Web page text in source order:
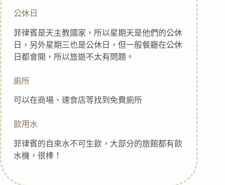
公休日
菲律賓是天主教國家，所以星期天是他們的公休
日，另外星期三也是公休日，但一般餐廳在公休
日都會開，所以旅遊不太有問題。
廁所
可以在商場、速食店等找到免費廁所
飲用水
菲律賓的自來水不可生飲，大部分的旅館都有飲
水機，很棒！